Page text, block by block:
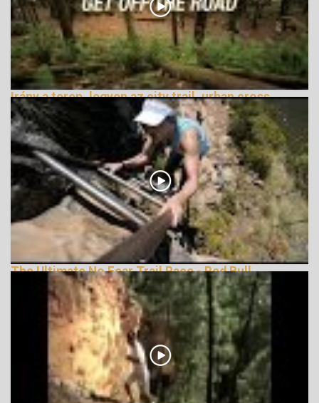
Irány a terep, legyen az city trail, urban cross
vagy terepfutás
162835 Nézetek
The Ultimate No Fear Trail Race - Red Bull
LionHeart
162107 Nézetek